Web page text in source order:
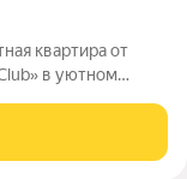
квартира от
в уютном